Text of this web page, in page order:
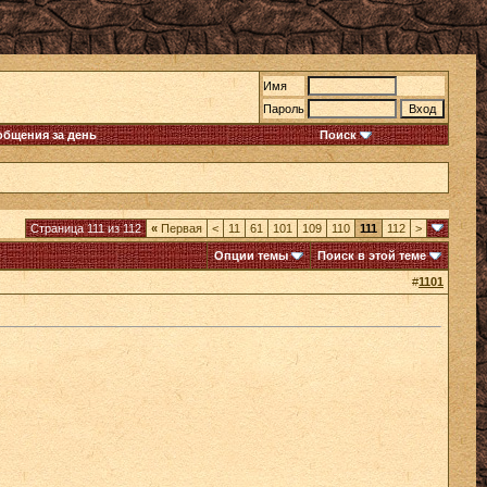
Имя
Пароль
за день
Поиск
Страница 111 из 112 « Первая < 11 61 101 109 110 111 112 >
Опции темы
Поиск в этой теме
#1101